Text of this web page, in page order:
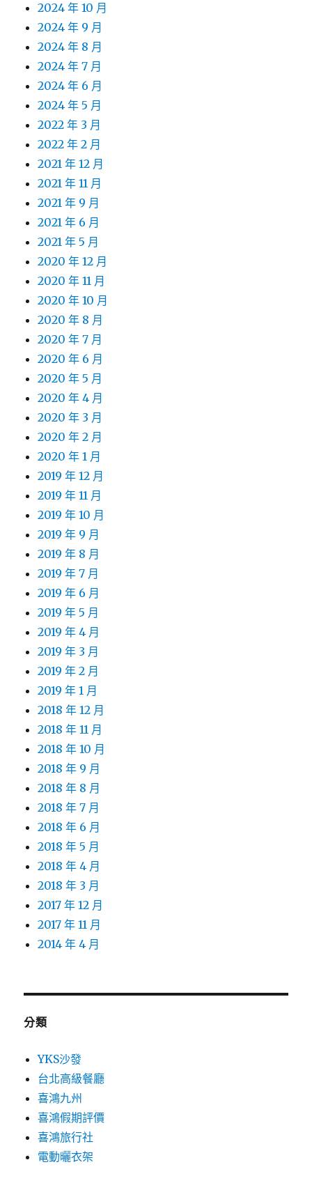
2024 年 10 月
2024 年 9 月
2024 年 8 月
2024 年 7 月
2024 年 6 月
2024 年 5 月
2022 年 3 月
2022 年 2 月
2021 年 12 月
2021 年 11 月
2021 年 9 月
2021 年 6 月
2021 年 5 月
2020 年 12 月
2020 年 11 月
2020 年 10 月
2020 年 8 月
2020 年 7 月
2020 年 6 月
2020 年 5 月
2020 年 4 月
2020 年 3 月
2020 年 2 月
2020 年 1 月
2019 年 12 月
2019 年 11 月
2019 年 10 月
2019 年 9 月
2019 年 8 月
2019 年 7 月
2019 年 6 月
2019 年 5 月
2019 年 4 月
2019 年 3 月
2019 年 2 月
2019 年 1 月
2018 年 12 月
2018 年 11 月
2018 年 10 月
2018 年 9 月
2018 年 8 月
2018 年 7 月
2018 年 6 月
2018 年 5 月
2018 年 4 月
2018 年 3 月
2017 年 12 月
2017 年 11 月
2014 年 4 月
分類
YKS沙發
台北高級餐廳
喜鴻九州
喜鴻假期評價
喜鴻旅行社
電動曬衣架